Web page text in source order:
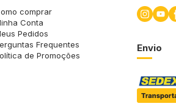
comprar
Conta
Pedidos
Frequentes
de Promoções
Envio